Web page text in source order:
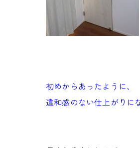
初めからあったように、
違和感のない仕上がりに